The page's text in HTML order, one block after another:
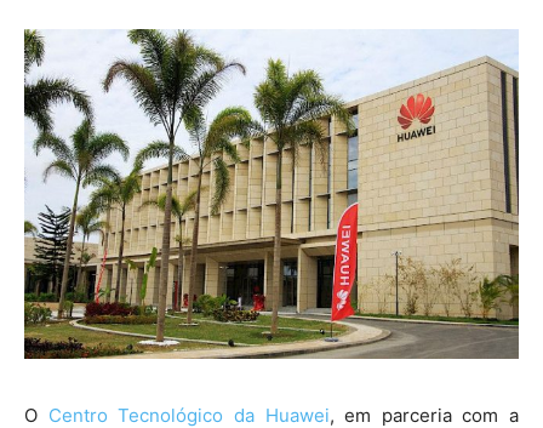
O Centro Tecnológico da Huawei, em parceria com a